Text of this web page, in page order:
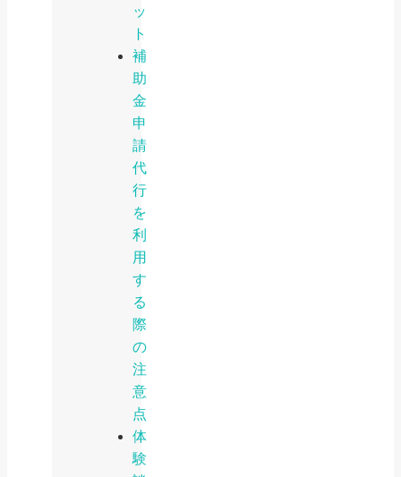
ッ
ト
補
助
金
申
請
代
行
を
利
用
す
る
際
の
注
意
点
体
験